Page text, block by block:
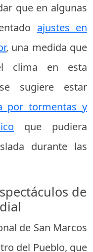
que en algunas
ajustes en
, una medida que
clima en esta
sugiere estar
por tormentas y
que pudiera
durante las
de
de San Marcos
del Pueblo, que